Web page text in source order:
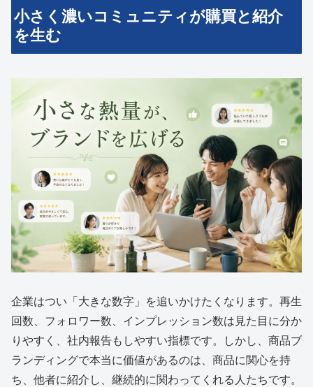
小さく濃いコミュニティが購買と紹介
を生む
企業はつい「大きな数字」を追いかけたくなります。再生
回数、フォロワー数、インプレッション数は見た目に分か
りやすく、社内報告もしやすい指標です。しかし、商品ブ
ランディングで本当に価値があるのは、商品に関心を持
ち、他者に紹介し、継続的に関わってくれる人たちです。